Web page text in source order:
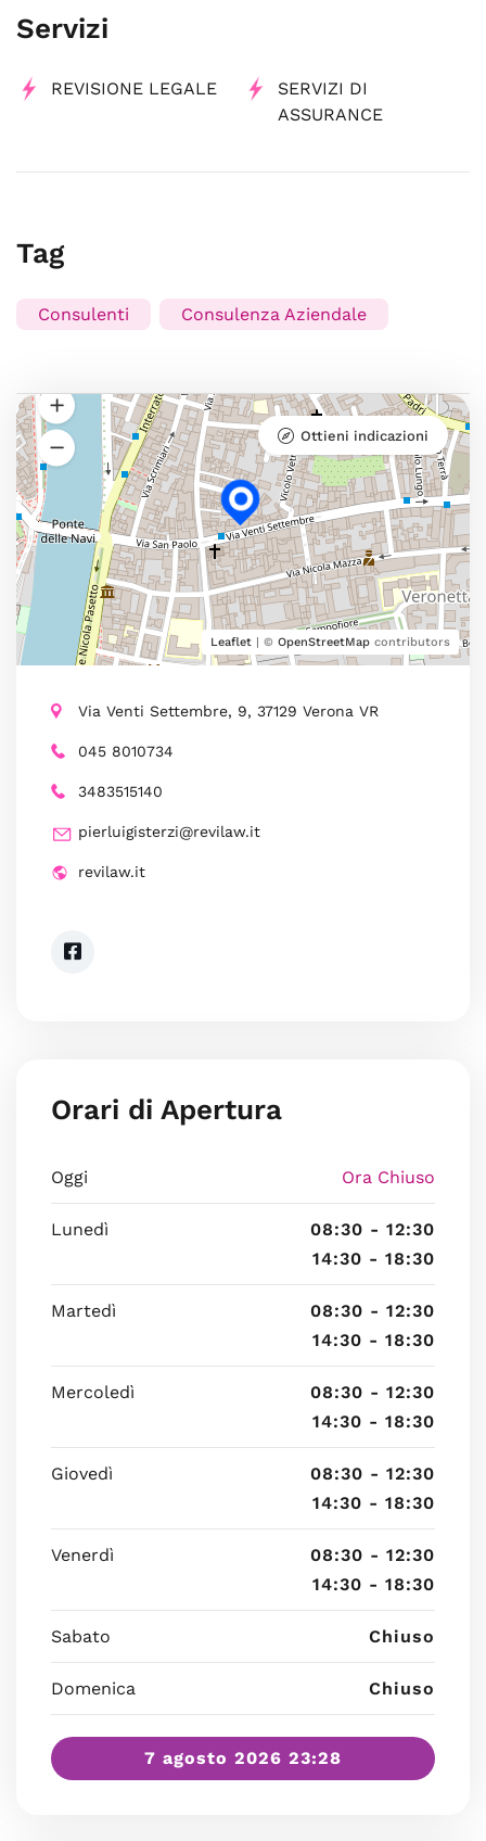
Servizi
REVISIONE LEGALE
SERVIZI DI
ASSURANCE
Tag
Consulenti Consulenza Aziendale
Leaflet | © OpenStreetMap contributors
Ottieni indicazioni
Via Venti Settembre, 9, 37129 Verona VR
045 8010734
3483515140
pierluigisterzi@revilaw.it
revilaw.it
Orari di Apertura
Oggi Ora Chiuso
Lunedì
08:30 - 12:30
14:30 - 18:30
Martedì
08:30 - 12:30
14:30 - 18:30
Mercoledì
08:30 - 12:30
14:30 - 18:30
Giovedì
08:30 - 12:30
14:30 - 18:30
Venerdì
08:30 - 12:30
14:30 - 18:30
Sabato Chiuso
Domenica Chiuso
7 agosto 2026 23:28